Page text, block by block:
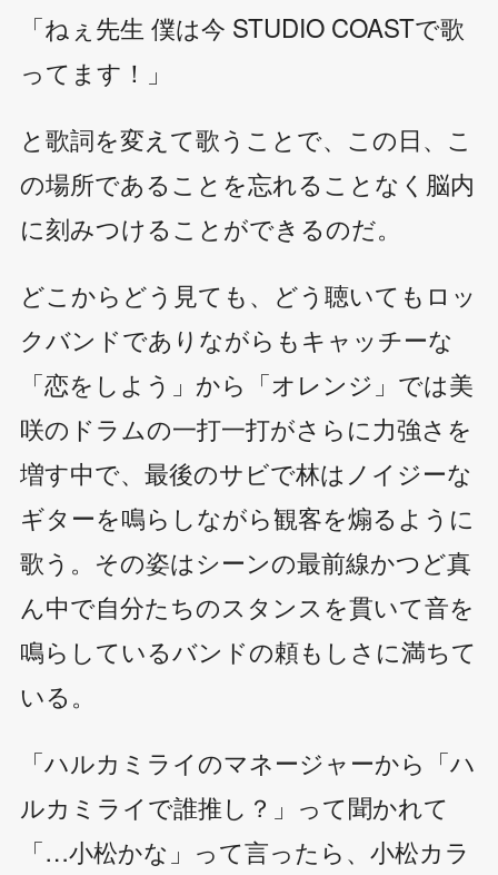
「ねぇ先生 僕は今 STUDIO COASTで歌
ってます！」
と歌詞を変えて歌うことで、この日、こ
の場所であることを忘れることなく脳内
に刻みつけることができるのだ。
どこからどう見ても、どう聴いてもロッ
クバンドでありながらもキャッチーな
「恋をしよう」から「オレンジ」では美
咲のドラムの一打一打がさらに力強さを
増す中で、最後のサビで林はノイジーな
ギターを鳴らしながら観客を煽るように
歌う。その姿はシーンの最前線かつど真
ん中で自分たちのスタンスを貫いて音を
鳴らしているバンドの頼もしさに満ちて
いる。
「ハルカミライのマネージャーから「ハ
ルカミライで誰推し？」って聞かれて
「…小松かな」って言ったら、小松カラ